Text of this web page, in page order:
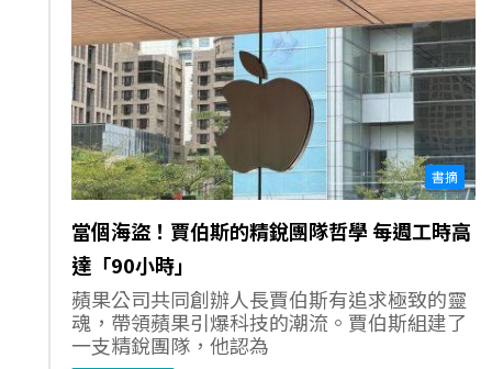
書摘
當個海盜！賈伯斯的精銳團隊哲學 每週工時高
達「90小時」
蘋果公司共同創辦人長賈伯斯有追求極致的靈
魂，帶領蘋果引爆科技的潮流。賈伯斯組建了
一支精銳團隊，他認為